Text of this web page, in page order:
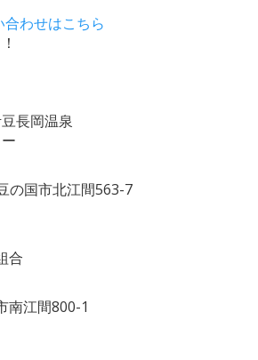
合わせはこちら
長岡温泉
の国市北江間563-7
合
南江間800-1